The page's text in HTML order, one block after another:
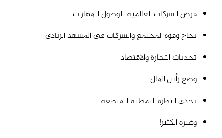
فرص الشركات العالمية للوصول للمهارات
نجاح وقوة المجتمع والشركات في المشهد الريادي
تحديات التجارة والاقتصاد
وضع رأس المال
تحدي النظرة النمطية للمنطقة
وغيره الكثير!